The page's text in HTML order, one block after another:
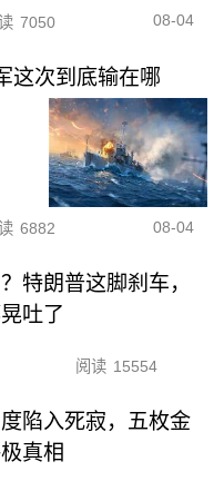
7050 08-04
这次到底输在哪
6882 08-04
特朗普这脚刹车，
吐了
阅读 15554
陷入死寂，五枚金
真相